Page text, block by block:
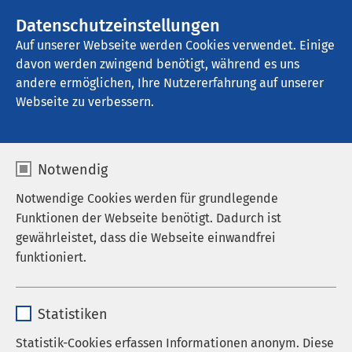
Datenschutzeinstellungen
Auf unserer Webseite werden Cookies verwendet. Einige
davon werden zwingend benötigt, während es uns
andere ermöglichen, Ihre Nutzererfahrung auf unserer
Webseite zu verbessern.
Notwendig
Notwendige Cookies werden für grundlegende
Funktionen der Webseite benötigt. Dadurch ist
gewährleistet, dass die Webseite einwandfrei
funktioniert.
Anbieter sgalinski
Statistiken
Statistik-Cookies erfassen Informationen anonym. Diese
Startseite der AMEOS Gruppe Aktuelles Nachrichten
20.10.2016 AMEOS Gruppe
AMEOS Hygienefachkräfte
ausgezeichnet
Mit Auszeichnung haben drei
Hygienefachkräfte der AMEOS Klinika in der
Region Ost ihre zweijährige